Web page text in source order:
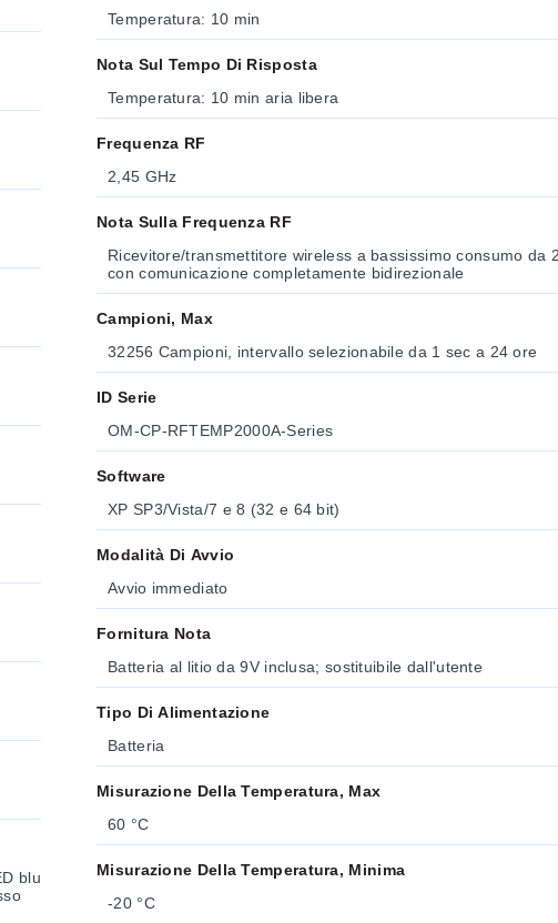
blu
Temperatura: 10 min
Nota Sul Tempo Di Risposta
Temperatura: 10 min aria libera
Frequenza RF
2,45 GHz
Nota Sulla Frequenza RF
Ricevitore/transmettitore wireless a bassissimo consumo da
con comunicazione completamente bidirezionale
Campioni, Max
32256 Campioni, intervallo selezionabile da 1 sec a 24 ore
ID Serie
OM-CP-RFTEMP2000A-Series
Software
XP SP3/Vista/7 e 8 (32 e 64 bit)
Modalità Di Avvio
Avvio immediato
Fornitura Nota
Batteria al litio da 9V inclusa; sostituibile dall'utente
Tipo Di Alimentazione
Batteria
Misurazione Della Temperatura, Max
60 °C
Misurazione Della Temperatura, Minima
-20 °C